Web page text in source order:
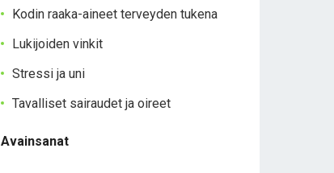
Kodin raaka-aineet terveyden tukena
Lukijoiden vinkit
Stressi ja uni
Tavalliset sairaudet ja oireet
Avainsanat